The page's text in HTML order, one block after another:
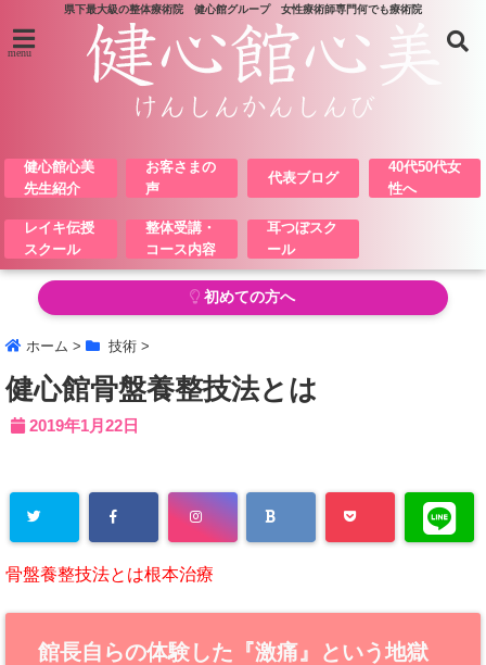
県下最大級の整体療術院 健心館グループ 女性療術師専門何でも療術院
menu
健心館心美
先生紹介
お客さまの
声
代表ブログ
40代50代女
性へ
レイキ伝授
スクール
整体受講・
コース内容
耳つぼスク
ール
初めての方へ
ホーム > 技術 >
健心館骨盤養整技法とは
2019年1月22日
骨盤養整技法とは根本治療
館長自らの体験した『激痛』という地獄